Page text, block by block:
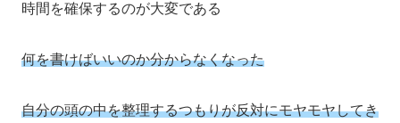
時間を確保するのが大変である
何を書けばいいのか分からなくなった
自分の頭の中を整理するつもりが反対にモヤモヤしてき